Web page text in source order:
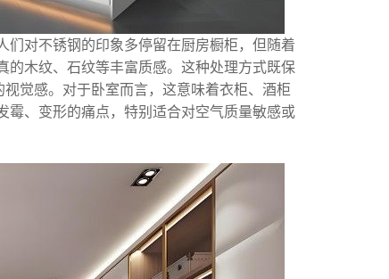
们对不锈钢的印象多停留在厨房橱柜，但随着
的木纹、石纹等丰富质感。这种处理方式既保
觉感。对于卧室而言，这意味着衣柜、酒柜
霉、变形的痛点，特别适合对空气质量敏感或